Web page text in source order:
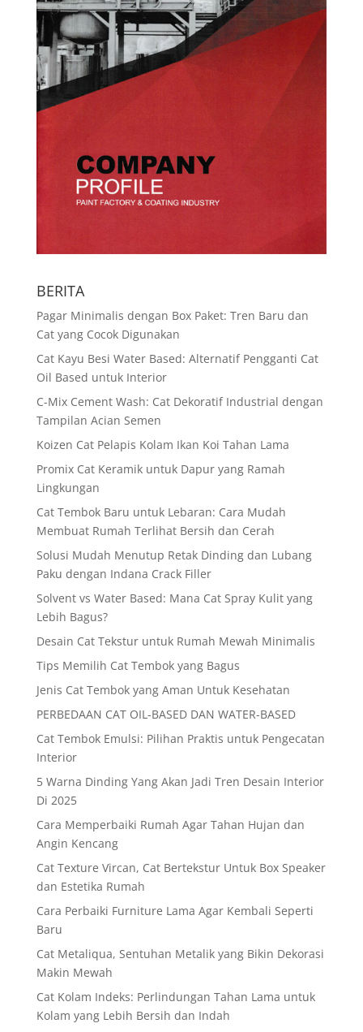
BERITA
Pagar Minimalis dengan Box Paket: Tren Baru dan
Cat yang Cocok Digunakan
Cat Kayu Besi Water Based: Alternatif Pengganti Cat
Oil Based untuk Interior
C-Mix Cement Wash: Cat Dekoratif Industrial dengan
Tampilan Acian Semen
Koizen Cat Pelapis Kolam Ikan Koi Tahan Lama
Promix Cat Keramik untuk Dapur yang Ramah
Lingkungan
Cat Tembok Baru untuk Lebaran: Cara Mudah
Membuat Rumah Terlihat Bersih dan Cerah
Solusi Mudah Menutup Retak Dinding dan Lubang
Paku dengan Indana Crack Filler
Solvent vs Water Based: Mana Cat Spray Kulit yang
Lebih Bagus?
Desain Cat Tekstur untuk Rumah Mewah Minimalis
Tips Memilih Cat Tembok yang Bagus
Jenis Cat Tembok yang Aman Untuk Kesehatan
PERBEDAAN CAT OIL-BASED DAN WATER-BASED
Cat Tembok Emulsi: Pilihan Praktis untuk Pengecatan
Interior
5 Warna Dinding Yang Akan Jadi Tren Desain Interior
Di 2025
Cara Memperbaiki Rumah Agar Tahan Hujan dan
Angin Kencang
Cat Texture Vircan, Cat Bertekstur Untuk Box Speaker
dan Estetika Rumah
Cara Perbaiki Furniture Lama Agar Kembali Seperti
Baru
Cat Metaliqua, Sentuhan Metalik yang Bikin Dekorasi
Makin Mewah
Cat Kolam Indeks: Perlindungan Tahan Lama untuk
Kolam yang Lebih Bersih dan Indah